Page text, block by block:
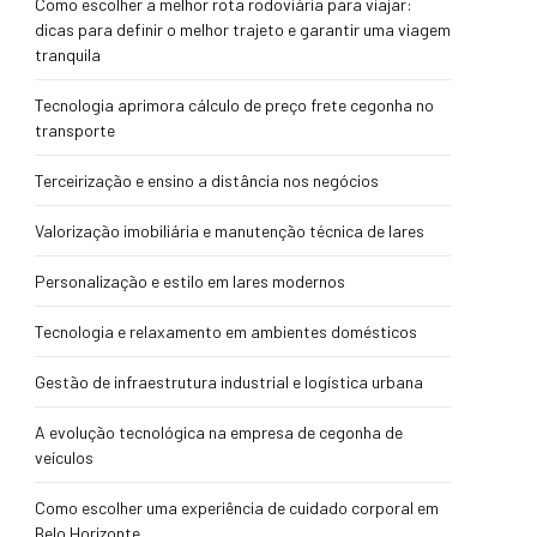
Como escolher a melhor rota rodoviária para viajar:
dicas para definir o melhor trajeto e garantir uma viagem
tranquila
Tecnologia aprimora cálculo de preço frete cegonha no
transporte
Terceirização e ensino a distância nos negócios
Valorização imobiliária e manutenção técnica de lares
Personalização e estilo em lares modernos
Tecnologia e relaxamento em ambientes domésticos
Gestão de infraestrutura industrial e logística urbana
A evolução tecnológica na empresa de cegonha de
veículos
Como escolher uma experiência de cuidado corporal em
Belo Horizonte